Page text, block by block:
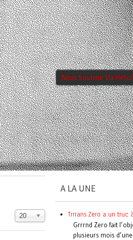
Nous Soutenir Via
20
A LA UNE
Trrrans Zero a un truc
Grrrnd Zero fait
plusieurs mois